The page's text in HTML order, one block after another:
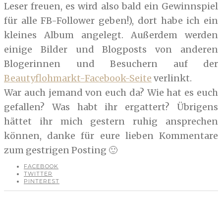
Leser freuen, es wird also bald ein Gewinnspiel
für alle FB-Follower geben!), dort habe ich ein
kleines Album angelegt. Außerdem werden
einige Bilder und Blogposts von anderen
Blogerinnen und Besuchern auf der
Beautyflohmarkt-Facebook-Seite verlinkt.
War auch jemand von euch da? Wie hat es euch
gefallen? Was habt ihr ergattert? Übrigens
hättet ihr mich gestern ruhig ansprechen
können, danke für eure lieben Kommentare
zum gestrigen Posting 🙂
FACEBOOK
TWITTER
PINTEREST